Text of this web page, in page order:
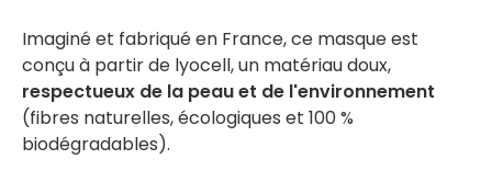
Imaginé et fabriqué en France, ce masque est
conçu à partir de lyocell, un matériau doux,
respectueux de la peau et de l'environnement
(fibres naturelles, écologiques et 100 %
biodégradables).